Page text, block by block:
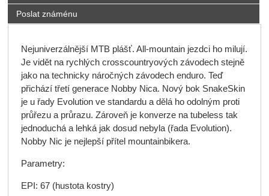
Poslat známénu
Nejuniverzálnější MTB plášť. All-mountain jezdci ho milují.
Je vidět na rychlých crosscountryových závodech stejně
jako na technicky náročných závodech enduro. Teď
přichází třetí generace Nobby Nica. Nový bok SnakeSkin
je u řady Evolution ve standardu a dělá ho odolným proti
průřezu a průrazu. Zároveň je konverze na tubeless tak
jednoduchá a lehká jak dosud nebyla (řada Evolution).
Nobby Nic je nejlepší přítel mountainbikera.
Parametry:
EPI: 67 (hustota kostry)